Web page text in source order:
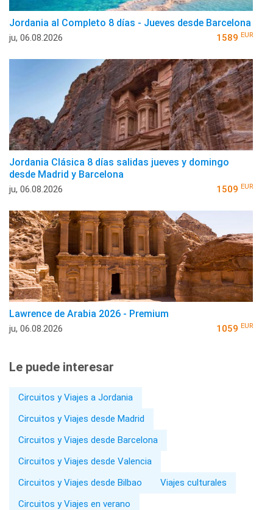
Jordania al Completo 8 días - Jueves desde Barcelona
ju, 06.08.2026 1589 EUR
Jordania Clásica 8 días salidas jueves y domingo
desde Madrid y Barcelona
ju, 06.08.2026 1509 EUR
Lawrence de Arabia 2026 - Premium
ju, 06.08.2026 1059 EUR
Le puede interesar
Circuitos y Viajes a Jordania
Circuitos y Viajes desde Madrid
Circuitos y Viajes desde Barcelona
Circuitos y Viajes desde Valencia
Circuitos y Viajes desde Bilbao
Viajes culturales
Circuitos y Viajes en verano